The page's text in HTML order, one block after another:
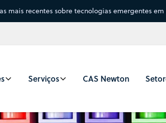
mais recentes sobre tecnologias emergentes
Serviços CAS Newton